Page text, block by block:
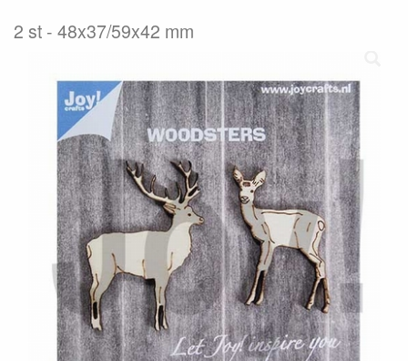
2 st - 48x37/59x42 mm